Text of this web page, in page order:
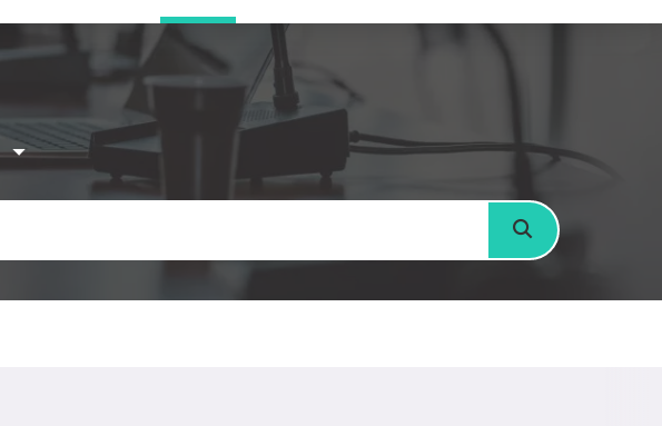
搜寻